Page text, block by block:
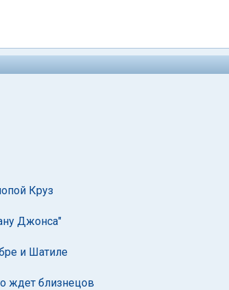
Круз
Джонса"
и Шатиле
ждет близнецов